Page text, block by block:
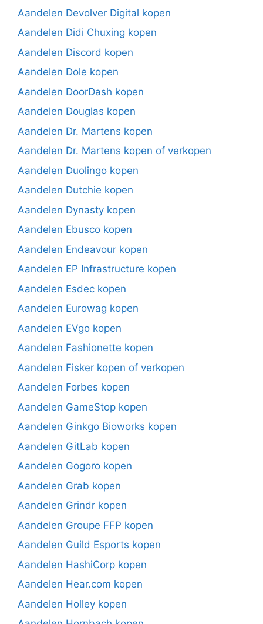
Aandelen Devolver Digital kopen
Aandelen Didi Chuxing kopen
Aandelen Discord kopen
Aandelen Dole kopen
Aandelen DoorDash kopen
Aandelen Douglas kopen
Aandelen Dr. Martens kopen
Aandelen Dr. Martens kopen of verkopen
Aandelen Duolingo kopen
Aandelen Dutchie kopen
Aandelen Dynasty kopen
Aandelen Ebusco kopen
Aandelen Endeavour kopen
Aandelen EP Infrastructure kopen
Aandelen Esdec kopen
Aandelen Eurowag kopen
Aandelen EVgo kopen
Aandelen Fashionette kopen
Aandelen Fisker kopen of verkopen
Aandelen Forbes kopen
Aandelen GameStop kopen
Aandelen Ginkgo Bioworks kopen
Aandelen GitLab kopen
Aandelen Gogoro kopen
Aandelen Grab kopen
Aandelen Grindr kopen
Aandelen Groupe FFP kopen
Aandelen Guild Esports kopen
Aandelen HashiCorp kopen
Aandelen Hear.com kopen
Aandelen Holley kopen